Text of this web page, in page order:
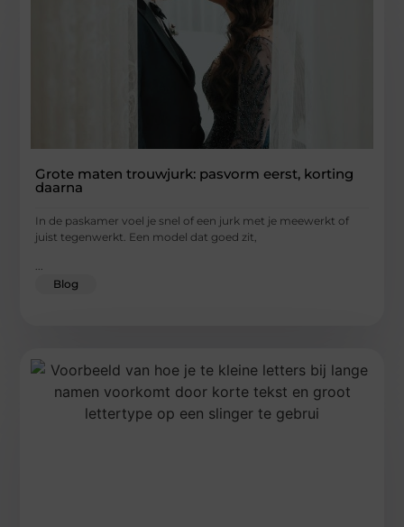
Grote maten trouwjurk: pasvorm eerst, korting
daarna
In de paskamer voel je snel of een jurk met je meewerkt of
juist tegenwerkt. Een model dat goed zit,
...
Blog